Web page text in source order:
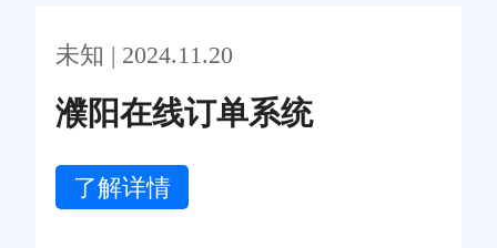
未知 | 2024.11.20
濮阳在线订单系统
了解详情